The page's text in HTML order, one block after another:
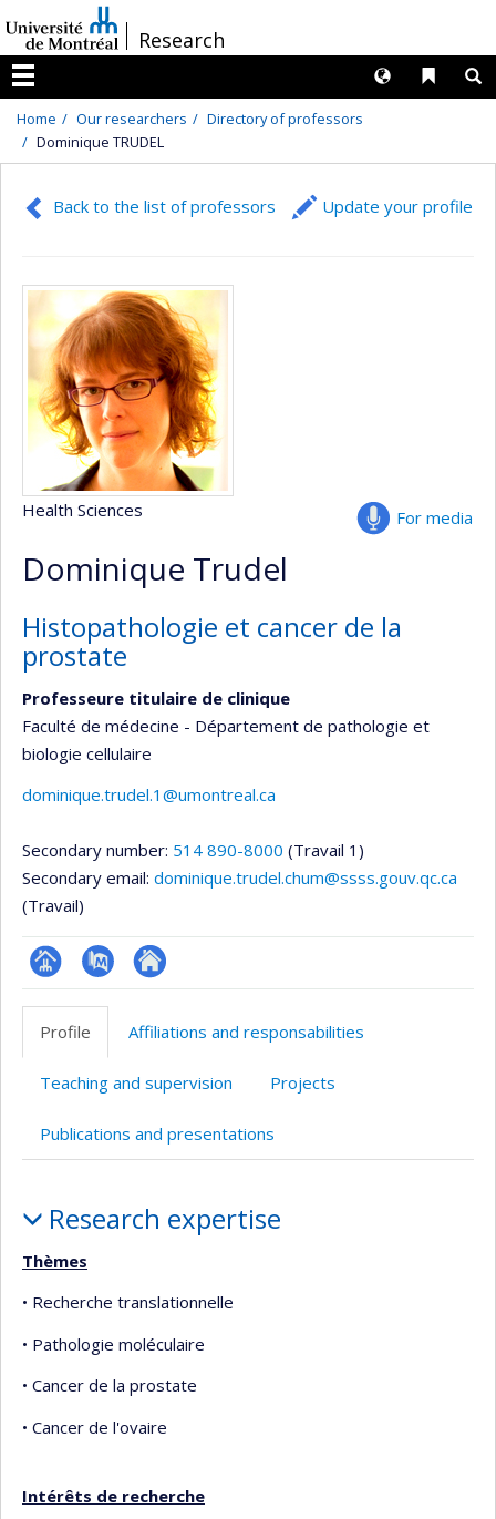
au
contenu
/Research
Menu
Liens
Langues
Home Our researchers
Directory of professors
Dominique TRUDEL
Back to the list of professors Update your profile
For media
Health Sciences
Dominique Trudel
Histopathologie et cancer de la
prostate
Professeure titulaire de clinique
Faculté de médecine - Département de pathologie et
biologie cellulaire
dominique.trudel.1@umontreal.ca
Secondary number: 514 890-8000 (Travail 1)
Secondary email: dominique.trudel.chum@ssss.gouv.qc.ca
(Travail)
Page
professionnelle
PubMedAutre
site
Profile Affiliations and responsabilities
Teaching and supervision Projects
Publications and presentations
Research expertise
Thèmes
• Recherche translationnelle
• Pathologie moléculaire
• Cancer de la prostate
• Cancer de l'ovaire
Intérêts de recherche